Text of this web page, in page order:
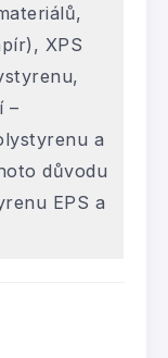
XPS
–
a
důvodu
EPS a